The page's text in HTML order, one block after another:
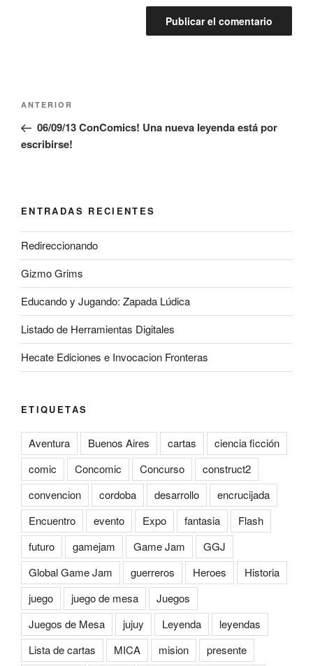
Navegación
entradas
Entrada
anterior:
ANTERIOR
06/09/13 ConComics! Una nueva leyenda está por
escribirse!
ENTRADAS RECIENTES
Redireccionando
Gizmo Grims
Educando y Jugando: Zapada Lúdica
Listado de Herramientas Digitales
Hecate Ediciones e Invocacion Fronteras
ETIQUETAS
Aventura Buenos Aires cartas
ciencia ficción
comic
Concomic Concurso
construct2
convencion
cordoba desarrollo
encrucijada
Encuentro
evento Expo fantasia
Flash
futuro
gamejam Game Jam
GGJ
Global Game Jam
guerreros Heroes
Historia
juego
juego de mesa
Juegos
Juegos de Mesa
jujuy Leyenda
leyendas
Lista de cartas
MICA mision presente